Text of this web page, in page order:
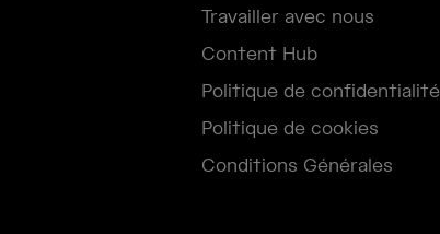
Travailler avec nous
Content Hub
Politique de confidentialité
Politique de cookies
Conditions Générales